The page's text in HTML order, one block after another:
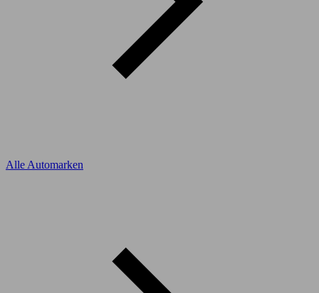
Alle Automarken